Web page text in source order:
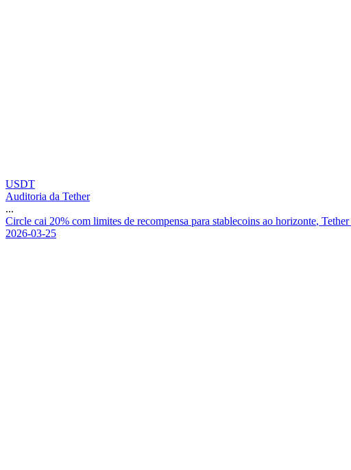
USDT
Auditoria da Tether
...
Circle cai 20% com limites de recompensa para stablecoins ao horizonte, Tether
2026-03-25